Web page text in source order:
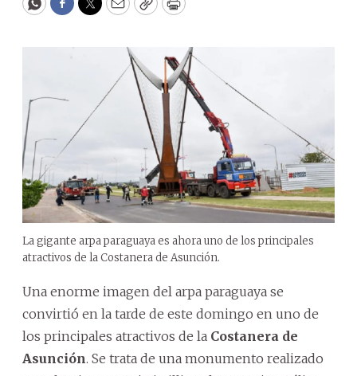
WhatsApp
Facebook
Twitter
EmailCopyPrint
La gigante arpa paraguaya es ahora uno de los principales
atractivos de la Costanera de Asunción.
Una enorme imagen del arpa paraguaya se
convirtió en la tarde de este domingo en uno de
los principales atractivos de la Costanera de
Asunción. Se trata de una monumento realizado